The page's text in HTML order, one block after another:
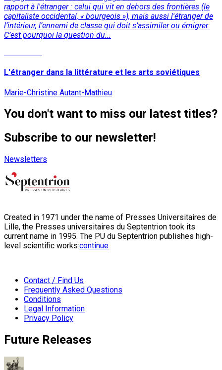
rapport à l'étranger : celui qui vit en dehors des frontières (le
capitaliste occidental, « bourgeois »), mais aussi l'étranger de
l’intérieur, l’ennemi de classe qui doit s’assimiler ou émigrer.
C’est pourquoi la question du...
L'étranger dans la littérature et les arts soviétiques
Marie-Christine Autant-Mathieu
You don't want to miss our latest titles?
Subscribe to our newsletter!
Newsletters
Created in 1971 under the name of Presses Universitaires de
Lille, the Presses universitaires du Septentrion took its
current name in 1995. The PU du Septentrion publishes high-
level scientific works:continue
Contact / Find Us
Frequently Asked Questions
Conditions
Legal Information
Privacy Policy
Future Releases